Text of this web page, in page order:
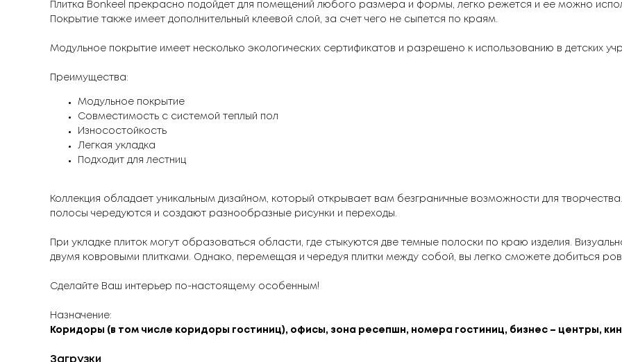
Плитка Bonkeel прекрасно подойдет для помещений любого размера и формы, легко режется и ее можно
Покрытие также имеет дополнительный клеевой слой, за счет чего не сыпется по краям.
Модульное покрытие имеет несколько экологических сертификатов и разрешено к использованию в детских
Преимущества:
Модульное покрытие
Совместимость с системой теплый пол
Износостойкость
Легкая укладка
Подходит для лестниц
Коллекция обладает уникальным дизайном, который открывает вам безграничные возможности для
полосы чередуются и создают разнообразные рисунки и переходы.
При укладке плиток могут образоваться области, где стыкуются две темные полоски по краю изделия.
двумя ковровыми плитками. Однако, перемещая и чередуя плитки между собой, вы легко сможете добиться
Сделайте Ваш интерьер по-настоящему особенным!
Назначение:
Коридоры (в том числе коридоры гостиниц), офисы, зона ресепшн, номера гостиниц, бизнес – центры,
Загрузки